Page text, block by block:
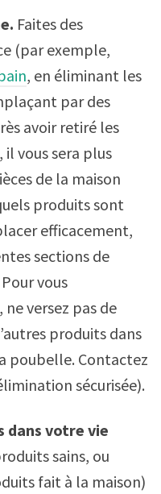
Faites des
(par exemple,
, en éliminant les
par des
avoir retiré les
vous sera plus
de la maison
produits sont
efficacement,
sections de
vous
versez pas de
produits dans
poubelle. Contactez
sécurisée).
dans votre vie
sains, ou
fait à la maison)